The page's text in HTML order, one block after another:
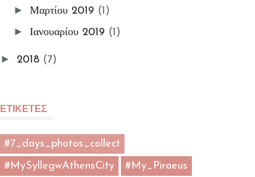
► Μαρτίου 2019 (1)
► Ιανουαρίου 2019 (1)
► 2018 (7)
ΕΤΙΚΕΤΕΣ
#7_days_photos_collect
#MySyllegwAthensCity
#My_Piraeus